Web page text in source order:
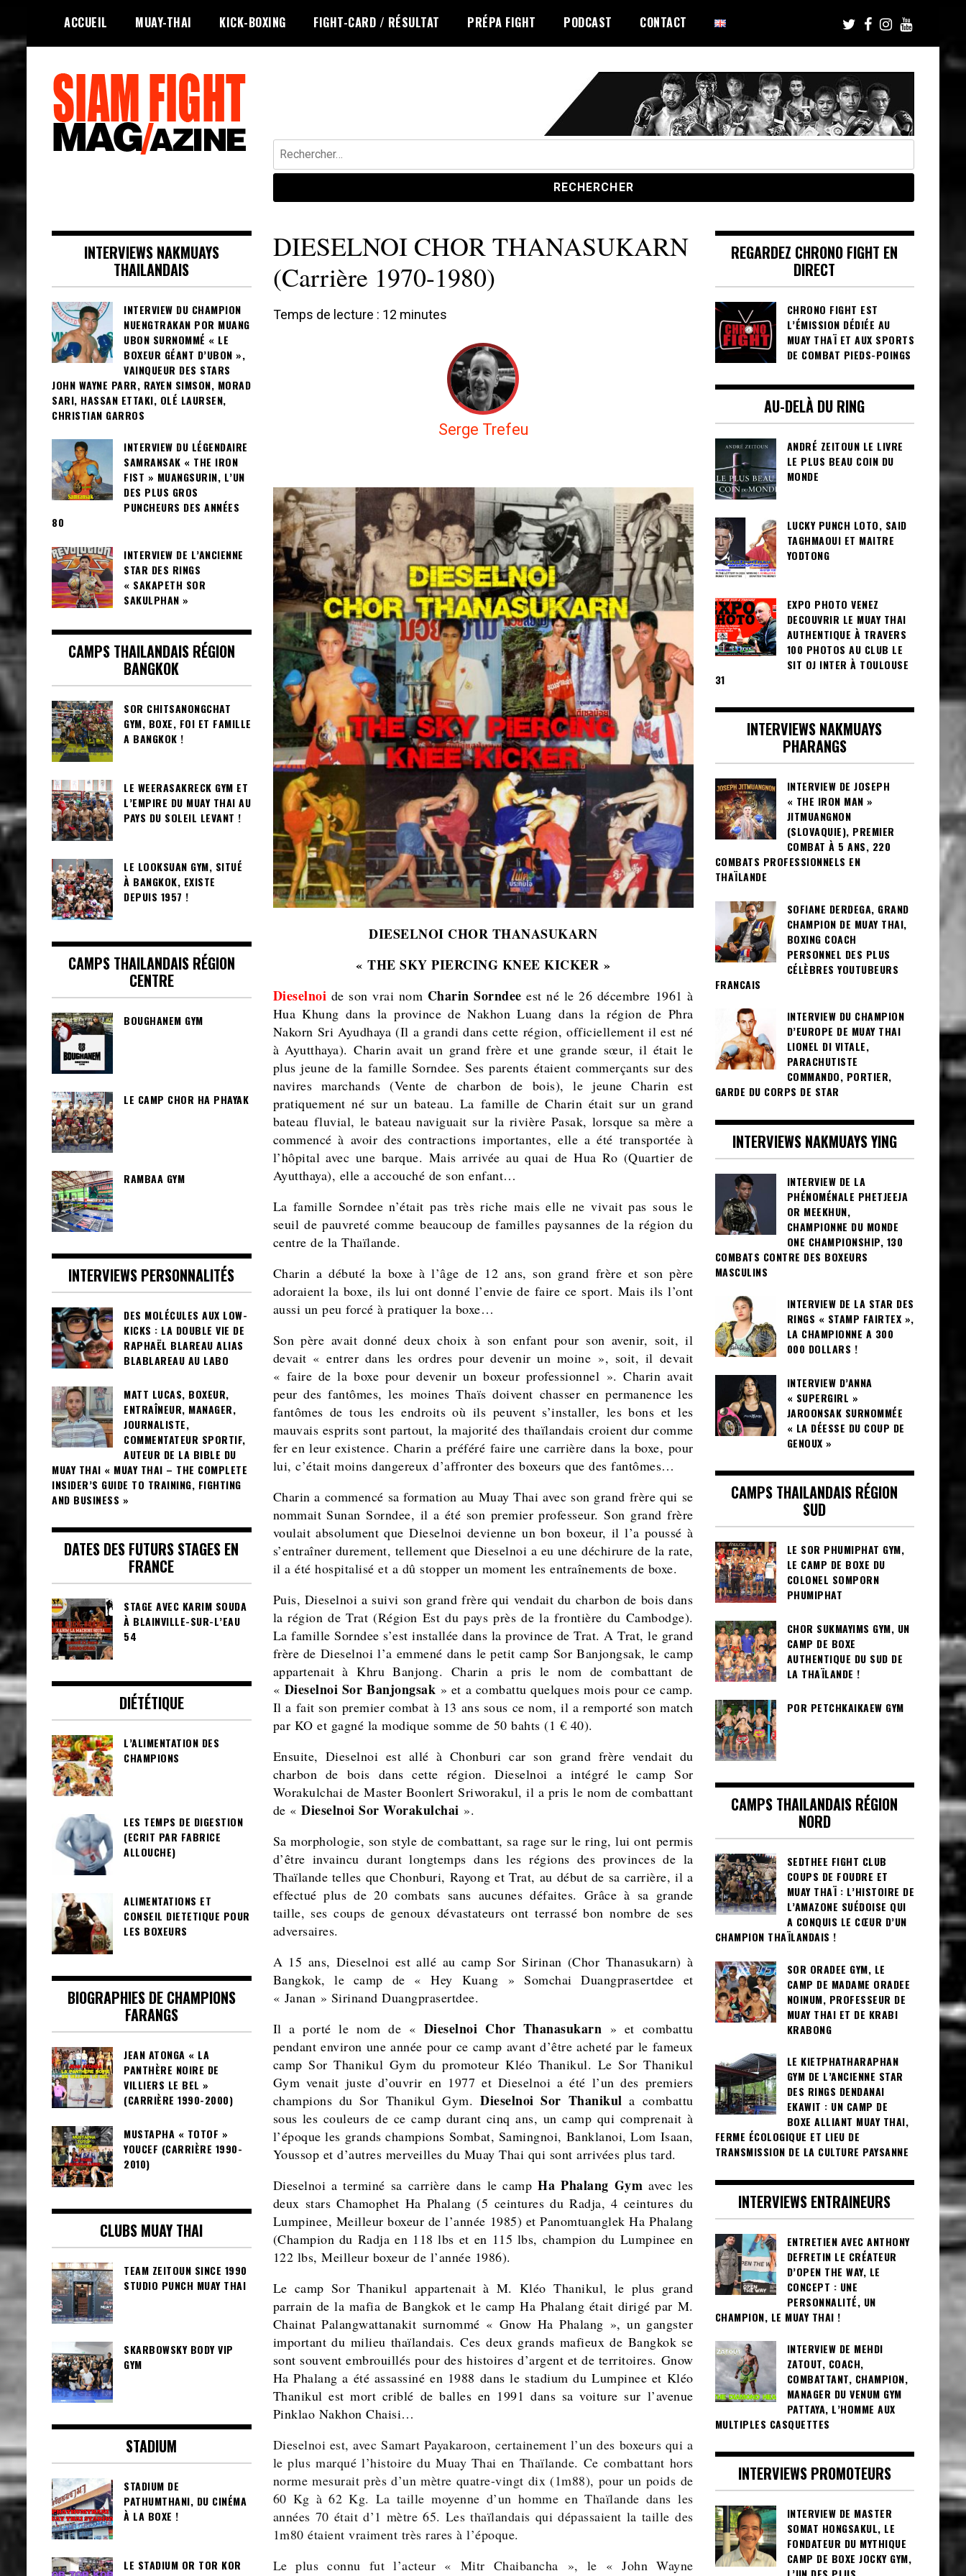
content
ACCUEIL MUAY-THAI KICK-BOXING FIGHT-CARD / RÉSULTAT PRÉPA FIGHT PODCAST CONTACT
Rechercher :
DIESELNOI CHOR THANASUKARN
(Carrière 1970-1980)
Temps de lecture : 12 minutes
Serge Trefeu
DIESELNOI CHOR THANASUKARN
« THE SKY PIERCING KNEE KICKER »
Dieselnoi de son vrai nom Charin Sorndee est né le 26 décembre 1961 à
Hua Khung dans la province de Nakhon Luang dans la région de Phra
Nakorn Sri Ayudhaya (Il a grandi dans cette région, officiellement il est né
à Ayutthaya). Charin avait un grand frère et une grande sœur, il était le
plus jeune de la famille Sorndee. Ses parents étaient commerçants sur des
navires marchands (Vente de charbon de bois), le jeune Charin est
pratiquement né sur un bateau. La famille de Charin était sur un grand
bateau fluvial, le bateau naviguait sur la rivière Pasak, lorsque sa mère a
commencé à avoir des contractions importantes, elle a été transportée à
l’hôpital avec une barque. Mais arrivée au quai de Hua Ro (Quartier de
Ayutthaya), elle a accouché de son enfant…
La famille Sorndee n’était pas très riche mais elle ne vivait pas sous le
seuil de pauvreté comme beaucoup de familles paysannes de la région du
centre de la Thaïlande.
Charin a débuté la boxe à l’âge de 12 ans, son grand frère et son père
adoraient la boxe, ils lui ont donné l’envie de faire ce sport. Mais ils l’ont
aussi un peu forcé à pratiquer la boxe…
Son père avait donné deux choix à son enfant pour son avenir, soit, il
devait « entrer dans les ordres pour devenir un moine », soit, il devait
« faire de la boxe pour devenir un boxeur professionnel ». Charin avait
peur des fantômes, les moines Thaïs doivent chasser en permanence les
fantômes de tous les endroits où ils peuvent s’installer, les bons et les
mauvais esprits sont partout, la majorité des thaïlandais croient dur comme
fer en leur existence. Charin a préféré faire une carrière dans la boxe, pour
lui, c’était moins dangereux d’affronter des boxeurs que des fantômes…
Charin a commencé sa formation au Muay Thai avec son grand frère qui se
nommait Sunan Sorndee, il a été son premier professeur. Son grand frère
voulait absolument que Dieselnoi devienne un bon boxeur, il l’a poussé à
s’entraîner durement, tellement que Dieselnoi a eu une déchirure de la rate,
il a été hospitalisé et a dû stopper un moment les entraînements de boxe.
Puis, Dieselnoi a suivi son grand frère qui vendait du charbon de bois dans
la région de Trat (Région Est du pays près de la frontière du Cambodge).
La famille Sorndee s’est installée dans la province de Trat. A Trat, le grand
frère de Dieselnoi l’a emmené dans le petit camp Sor Banjongsak, le camp
appartenait à Khru Banjong. Charin a pris le nom de combattant de
« Dieselnoi Sor Banjongsak » et a combattu quelques mois pour ce camp.
Il a fait son premier combat à 13 ans sous ce nom, il a remporté son match
par KO et gagné la modique somme de 50 bahts (1 € 40).
Ensuite, Dieselnoi est allé à Chonburi car son grand frère vendait du
charbon de bois dans cette région. Dieselnoi a intégré le camp Sor
Worakulchai de Master Boonlert Sriworakul, il a pris le nom de combattant
de « Dieselnoi Sor Worakulchai ».
Sa morphologie, son style de combattant, sa rage sur le ring, lui ont permis
d’être invaincu durant longtemps dans les régions des provinces de la
Thaïlande telles que Chonburi, Rayong et Trat, au début de sa carrière, il a
effectué plus de 20 combats sans aucunes défaites. Grâce à sa grande
taille, ses coups de genoux dévastateurs ont terrassé bon nombre de ses
adversaires.
A 15 ans, Dieselnoi est allé au camp Sor Sirinan (Chor Thanasukarn) à
Bangkok, le camp de « Hey Kuang » Somchai Duangprasertdee et
« Janan » Sirinand Duangprasertdee.
Il a porté le nom de « Dieselnoi Chor Thanasukarn » et combattu
pendant environ une année pour ce camp avant d’être acheté par le fameux
camp Sor Thanikul Gym du promoteur Kléo Thanikul. Le Sor Thanikul
Gym venait juste d’ouvrir en 1977 et Dieselnoi a été l’un des premiers
champions du Sor Thanikul Gym.Dieselnoi Sor Thanikul a combattu
sous les couleurs de ce camp durant cinq ans, un camp qui comprenait à
l’époque les grands champions Sombat, Samingnoi, Banklanoi, Lom Isaan,
Youssop et d’autres merveilles du Muay Thai qui sont arrivées plus tard.
Dieselnoi a terminé sa carrière dans le campHa Phalang Gym avec les
deux stars Chamophet Ha Phalang (5 ceintures du Radja, 4 ceintures du
Lumpinee, Meilleur boxeur de l’année 1985) etPanomtuanglekHa Phalang
(Champion du Radja en 118 lbs et en 115 lbs, champion du Lumpinee en
122 lbs, Meilleur boxeur de l’année 1986).
Le camp Sor Thanikul appartenait à M. Kléo Thanikul, le plus grand
parrain de la mafia de Bangkok et le camp Ha Phalang était dirigé par M.
Chainat Palangwattanakit surnommé « Gnow Ha Phalang », un gangster
important du milieu thaïlandais. Ces deux grands mafieux de Bangkok se
sont souvent embrouillés pour des histoires d’argent et de territoires. Gnow
Ha Phalang a été assassiné en 1988 dans le stadium du Lumpinee et Kléo
Thanikul est mort criblé de balles en 1991 dans sa voiture sur l’avenue
Pinklao Nakhon Chaisi…
Dieselnoi est, avec Samart Payakaroon, certainement l’un des boxeurs qui a
le plus marqué l’histoire du Muay Thai en Thaïlande. Ce combattant hors
norme mesurait près d’un mètre quatre-vingt dix (1m88), pour un poids de
60 Kg à 62 Kg. La taille moyenne d’un homme en Thaïlande dans les
années 70 était d’1 mètre 65. Les thaïlandais qui dépassaient la taille des
1m80 étaient vraiment très rares à l’époque.
Le plus connu fut l’acteur « Mitr Chaibancha », le « John Wayne
INTERVIEWS NAKMUAYS
THAILANDAIS
INTERVIEW DU CHAMPION
NUENGTRAKAN POR MUANG
UBON SURNOMMÉ « LE
BOXEUR GÉANT D’UBON »,
VAINQUEUR DES STARS
JOHN WAYNE PARR, RAYEN SIMSON, MORAD
SARI, HASSAN ETTAKI, OLÉ LAURSEN,
CHRISTIAN GARROS
INTERVIEW DU LÉGENDAIRE
SAMRANSAK « THE IRON
FIST » MUANGSURIN, L’UN
DES PLUS GROS
PUNCHEURS DES ANNÉES
80
INTERVIEW DE L’ANCIENNE
STAR DES RINGS
« SAKAPETH SOR
SAKULPHAN »
CAMPS THAILANDAIS RÉGION
BANGKOK
SOR CHITSANONGCHAT
GYM, BOXE, FOI ET FAMILLE
A BANGKOK !
LE WEERASAKRECK GYM ET
L’EMPIRE DU MUAY THAI AU
PAYS DU SOLEIL LEVANT !
LE LOOKSUAN GYM, SITUÉ
À BANGKOK, EXISTE
DEPUIS 1957 !
CAMPS THAILANDAIS RÉGION
CENTRE
BOUGHANEM GYM
LE CAMP CHOR HA PHAYAK
RAMBAA GYM
INTERVIEWS PERSONNALITÉS
DES MOLÉCULES AUX LOW-
KICKS : LA DOUBLE VIE DE
RAPHAËL BLAREAU ALIAS
BLABLAREAU AU LABO
MATT LUCAS, BOXEUR,
ENTRAÎNEUR, MANAGER,
JOURNALISTE,
COMMENTATEUR SPORTIF,
AUTEUR DE LA BIBLE DU
MUAY THAI « MUAY THAI – THE COMPLETE
INSIDER’S GUIDE TO TRAINING, FIGHTING
AND BUSINESS »
DATES DES FUTURS STAGES EN
FRANCE
STAGE AVEC KARIM SOUDA
À BLAINVILLE-SUR-L’EAU
54
DIÉTÉTIQUE
L’ALIMENTATION DES
CHAMPIONS
LES TEMPS DE DIGESTION
(ECRIT PAR FABRICE
ALLOUCHE)
ALIMENTATIONS ET
CONSEIL DIETETIQUE POUR
LES BOXEURS
BIOGRAPHIES DE CHAMPIONS
FARANGS
JEAN ATONGA « LA
PANTHÈRE NOIRE DE
VILLIERS LE BEL »
(CARRIÈRE 1990-2000)
MUSTAPHA « TOTOF »
YOUCEF (CARRIÈRE 1990-
2010)
CLUBS MUAY THAI
TEAM ZEITOUN SINCE 1990
STUDIO PUNCH MUAY THAI
SKARBOWSKY BODY VIP
GYM
STADIUM
STADIUM DE
PATHUMTHANI, DU CINÉMA
À LA BOXE !
LE STADIUM OR TOR KOR
REGARDEZ CHRONO FIGHT EN
DIRECT
CHRONO FIGHT EST
L’ÉMISSION DÉDIÉE AU
MUAY THAÏ ET AUX SPORTS
DE COMBAT PIEDS-POINGS
AU-DELÀ DU RING
ANDRÉ ZEITOUN LE LIVRE
LE PLUS BEAU COIN DU
MONDE
LUCKY PUNCH LOTO, SAID
TAGHMAOUI ET MAITRE
YODTONG
EXPO PHOTO VENEZ
DECOUVRIR LE MUAY THAI
AUTHENTIQUE À TRAVERS
100 PHOTOS AU CLUB LE
SIT OJ INTER À TOULOUSE
31
INTERVIEWS NAKMUAYS
PHARANGS
INTERVIEW DE JOSEPH
« THE IRON MAN »
JITMUANGNON
(SLOVAQUIE), PREMIER
COMBAT À 5 ANS, 220
COMBATS PROFESSIONNELS EN
THAÏLANDE
SOFIANE DERDEGA, GRAND
CHAMPION DE MUAY THAI,
BOXING COACH
PERSONNEL DES PLUS
CÉLÈBRES YOUTUBEURS
FRANCAIS
INTERVIEW DU CHAMPION
D’EUROPE DE MUAY THAI
LIONEL DI VITALE,
PARACHUTISTE
COMMANDO, PORTIER,
GARDE DU CORPS DE STAR
INTERVIEWS NAKMUAYS YING
INTERVIEW DE LA
PHÉNOMÉNALE PHETJEEJA
OR MEEKHUN,
CHAMPIONNE DU MONDE
ONE CHAMPIONSHIP, 130
COMBATS CONTRE DES BOXEURS
MASCULINS
INTERVIEW DE LA STAR DES
RINGS « STAMP FAIRTEX »,
LA CHAMPIONNE A 300
000 DOLLARS !
INTERVIEW D’ANNA
« SUPERGIRL »
JAROONSAK SURNOMMÉE
« LA DÉESSE DU COUP DE
GENOUX »
CAMPS THAILANDAIS RÉGION
SUD
LE SOR PHUMIPHAT GYM,
LE CAMP DE BOXE DU
COLONEL SOMPORN
PHUMIPHAT
CHOR SUKMAYIMS GYM, UN
CAMP DE BOXE
AUTHENTIQUE DU SUD DE
LA THAÏLANDE !
POR PETCHKAIKAEW GYM
CAMPS THAILANDAIS RÉGION
NORD
SEDTHEE FIGHT CLUB
COUPS DE FOUDRE ET
MUAY THAÏ : L’HISTOIRE DE
L’AMAZONE SUÉDOISE QUI
A CONQUIS LE CŒUR D’UN
CHAMPION THAÏLANDAIS !
SOR ORADEE GYM, LE
CAMP DE MADAME ORADEE
NOINUM, PROFESSEUR DE
MUAY THAI ET DE KRABI
KRABONG
LE KIETPHATHARAPHAN
GYM DE L’ANCIENNE STAR
DES RINGS DENDANAI
EKAWIT : UN CAMP DE
BOXE ALLIANT MUAY THAI,
FERME ÉCOLOGIQUE ET LIEU DE
TRANSMISSION DE LA CULTURE PAYSANNE
INTERVIEWS ENTRAINEURS
ENTRETIEN AVEC ANTHONY
DEFRETIN LE CRÉATEUR
D’OPEN THE WAY, LE
CONCEPT : UNE
PERSONNALITÉ, UN
CHAMPION, LE MUAY THAI !
INTERVIEW DE MEHDI
ZATOUT, COACH,
COMBATTANT, CHAMPION,
MANAGER DU VENUM GYM
PATTAYA, L’HOMME AUX
MULTIPLES CASQUETTES
INTERVIEWS PROMOTEURS
INTERVIEW DE MASTER
SOMAT HONGSAKUL, LE
FONDATEUR DU MYTHIQUE
CAMP DE BOXE JOCKY GYM,